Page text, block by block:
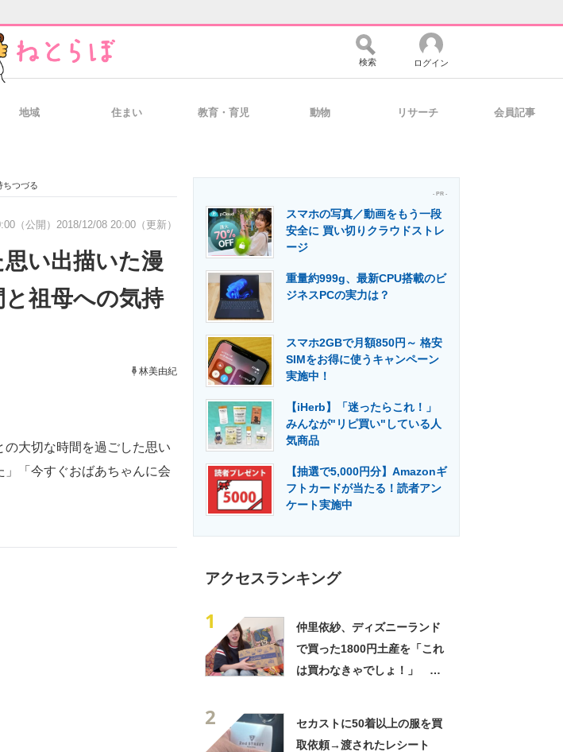
経営リーダーのコミュニティ マーケ×ITの今がよく分かる
技術・比較・事例 製造業のIT導入・活用を支援
エネルギーの専門メディア 建設×テクノロジーの最前線
検索 ログイン
地域 住まい 教育・育児 動物 リサーチ 会員記事
つづる
（公開） 2018/12/08 20:00（更新）
い出描いた漫
祖母への気持
林美由紀
大切な時間を過ごした思い
「今すぐおばあちゃんに会
- PR -
スマホの写真／動画をもう一段
安全に 買い切りクラウドストレ
ージ
重量約999g、最新CPU搭載のビ
ジネスPCの実力は？
スマホ2GBで月額850円～ 格安
SIMをお得に使うキャンペーン
実施中！
【iHerb】「迷ったらこれ！」
みんなが"リピ買い"している人
気商品
【抽選で5,000円分】Amazonギ
フトカードが当たる！読者アン
ケート実施中
アクセスランキング
1
仲里依紗、ディズニーランド
で買った1800円土産を「これ
は買わなきゃでしょ！」
2
セカストに50着以上の服を買
取依頼→渡されたレシート